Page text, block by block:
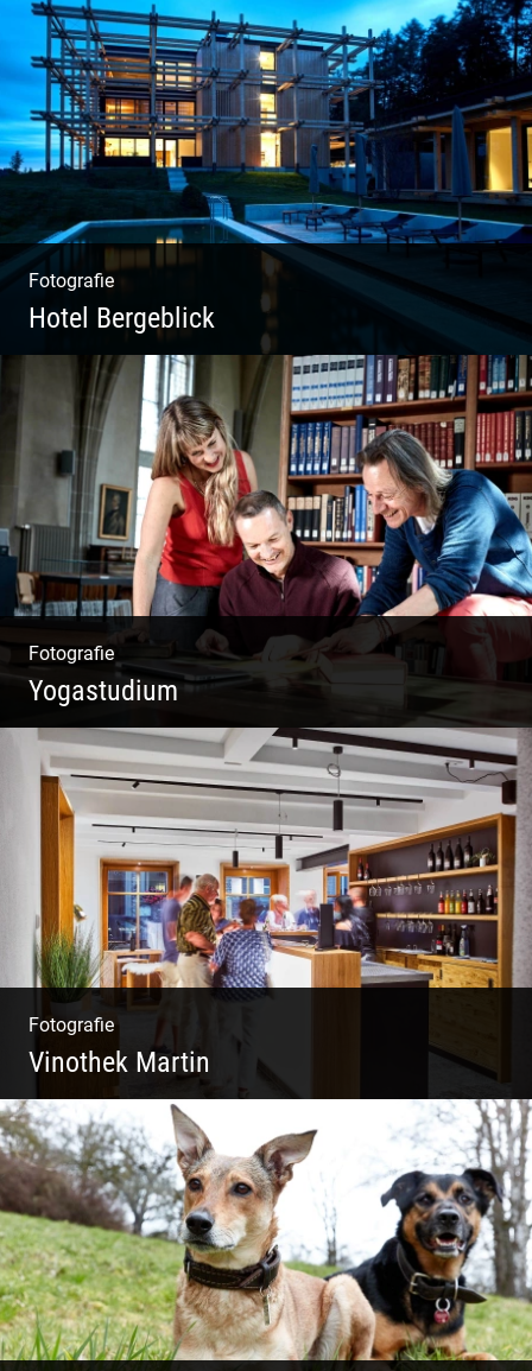
Zweites Shooting für das Designhotel in Bad
Tölz
Fotografie
Hotel Bergeblick
Wunderbare Architektur, außergewöhnliches
Design – eine Oase der Ruhe und
Entspannung. Ausgedehnte Fotostrecke
Fotografie
Yogastudium
Philosophie | Asana | Yogapraxis
Fotografie
Vinothek Martin
Shooting Vinothek und Ferienwohnung